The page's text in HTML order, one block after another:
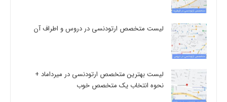
لیست متخصص ارتودنسی در دروس و اطراف آن
لیست بهترین متخصص ارتودنسی در میرداماد +
نحوه انتخاب یک متخصص خوب